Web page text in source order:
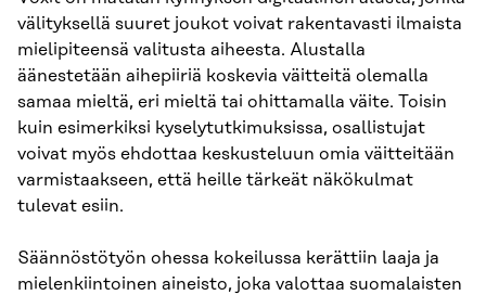
välityksellä suuret joukot voivat rakentavasti ilmaista
mielipiteensä valitusta aiheesta. Alustalla
äänestetään aihepiiriä koskevia väitteitä olemalla
samaa mieltä, eri mieltä tai ohittamalla väite. Toisin
kuin esimerkiksi kyselytutkimuksissa, osallistujat
voivat myös ehdottaa keskusteluun omia väitteitään
varmistaakseen, että heille tärkeät näkökulmat
tulevat esiin.
Säännöstötyön ohessa kokeilussa kerättiin laaja ja
mielenkiintoinen aineisto, joka valottaa suomalaisten